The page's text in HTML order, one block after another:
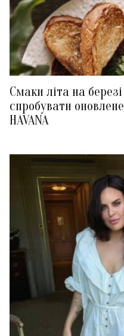
Смаки літа на
спробувати
HAVANA